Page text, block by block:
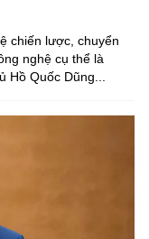
chiến lược, chuyển
nghệ cụ thể là
Quốc Dũng...